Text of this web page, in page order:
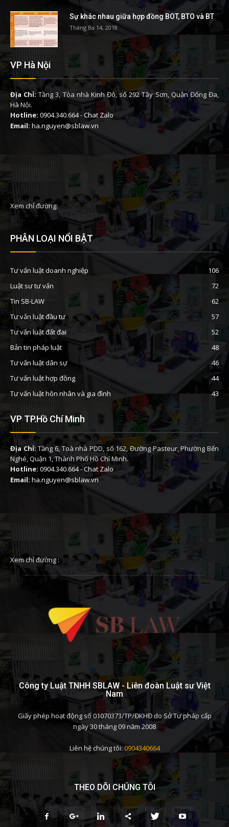
Sự khác nhau giữa hợp đồng BOT, BTO và BT
Tháng Ba 14, 2018
VP Hà Nội
Địa Chỉ: Tầng 3, Tòa nhà Kinh Đô, số 292 Tây Sơn, Quận Đống Đa,
Hà Nội.
Hotline: 0904.340.664-Chat Zalo
Email: ha.nguyen@sblaw.vn
Xem chỉ đường:
PHÂN LOẠI NỔI BẬT
Tư vấn luật doanh nghiệp
106
Luật sư tư vấn
72
Tin SB-LAW
62
Tư vấn luật đầu tư
57
Tư vấn luật đất đai
52
Bản tin pháp luật
48
Tư vấn luật dân sự
46
Tư vấn luật hợp đồng
44
Tư vấn luật hôn nhân và gia đình
43
VP TP.Hồ Chí Minh
Địa Chỉ:Tầng 6, Toà nhà PDD, số 162, Đường Pasteur, Phường Bến
Nghé, Quận 1, Thành Phố Hồ Chí Minh.
Hotline: 0904.340.664-Chat Zalo
Email: ha.nguyen@sblaw.vn
Xem chỉ đường :
Công ty Luật TNHH SBLAW - Liên đoàn Luật sư Việt
Nam
Giấy phép hoạt động số 01070373/TP/ĐKHĐ do Sở Tư pháp cấp
ngày 30 tháng 09 năm 2008
Liên hệ chúng tôi: 0904340664
THEO DÕI CHÚNG TÔI